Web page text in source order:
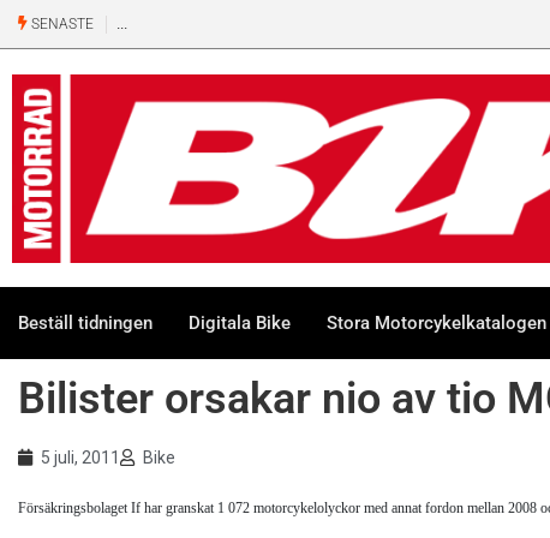
SENASTE
Beställ tidningen Digitala Bike Stora
Bilister orsakar nio av tio
5 juli, 2011 Bike
Försäkringsbolaget If har granskat 1 072 motorcykelolyckor med annat fordon mellan